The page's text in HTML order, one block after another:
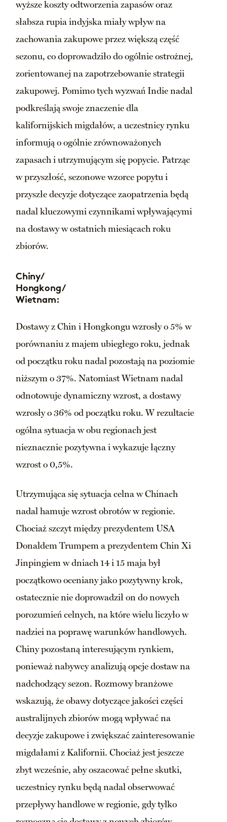
wyższe koszty odtworzenia zapasów oraz
słabsza rupia indyjska miały wpływ na
zachowania zakupowe przez większą część
sezonu, co doprowadziło do ogólnie ostrożnej,
zorientowanej na zapotrzebowanie strategii
zakupowej. Pomimo tych wyzwań Indie nadal
podkreślają swoje znaczenie dla
kalifornijskich migdałów, a uczestnicy rynku
informują o ogólnie zrównoważonych
zapasach i utrzymującym się popycie. Patrząc
w przyszłość, sezonowe wzorce popytu i
przyszłe decyzje dotyczące zaopatrzenia będą
nadal kluczowymi czynnikami wpływającymi
na dostawy w ostatnich miesiącach roku
zbiorów.
Chiny/
Hongkong/
Wietnam:
Dostawy z Chin i Hongkongu wzrosły o 5% w
porównaniu z majem ubiegłego roku, jednak
od początku roku nadal pozostają na poziomie
niższym o 37%. Natomiast Wietnam nadal
odnotowuje dynamiczny wzrost, a dostawy
wzrosły o 36% od początku roku. W rezultacie
ogólna sytuacja w obu regionach jest
nieznacznie pozytywna i wykazuje łączny
wzrost o 0,5%.
Utrzymująca się sytuacja celna w Chinach
nadal hamuje wzrost obrotów w regionie.
Chociaż szczyt między prezydentem USA
Donaldem Trumpem a prezydentem Chin Xi
Jinpingiem w dniach 14 i 15 maja był
początkowo oceniany jako pozytywny krok,
ostatecznie nie doprowadził on do nowych
porozumień celnych, na które wielu liczyło w
nadziei na poprawę warunków handlowych.
Chiny pozostaną interesującym rynkiem,
ponieważ nabywcy analizują opcje dostaw na
nadchodzący sezon. Rozmowy branżowe
wskazują, że obawy dotyczące jakości części
australijnych zbiorów mogą wpływać na
decyzje zakupowe i zwiększać zainteresowanie
migdałami z Kalifornii. Chociaż jest jeszcze
zbyt wcześnie, aby oszacować pełne skutki,
uczestnicy rynku będą nadal obserwować
przepływy handlowe w regionie, gdy tylko